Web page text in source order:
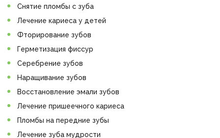
Снятие пломбы с зуба
Лечение кариеса у детей
Фторирование зубов
Герметизация фиссур
Серебрение зубов
Наращивание зубов
Восстановление эмали зубов
Лечение пришеечного кариеса
Пломбы на передние зубы
Лечение зуба мудрости